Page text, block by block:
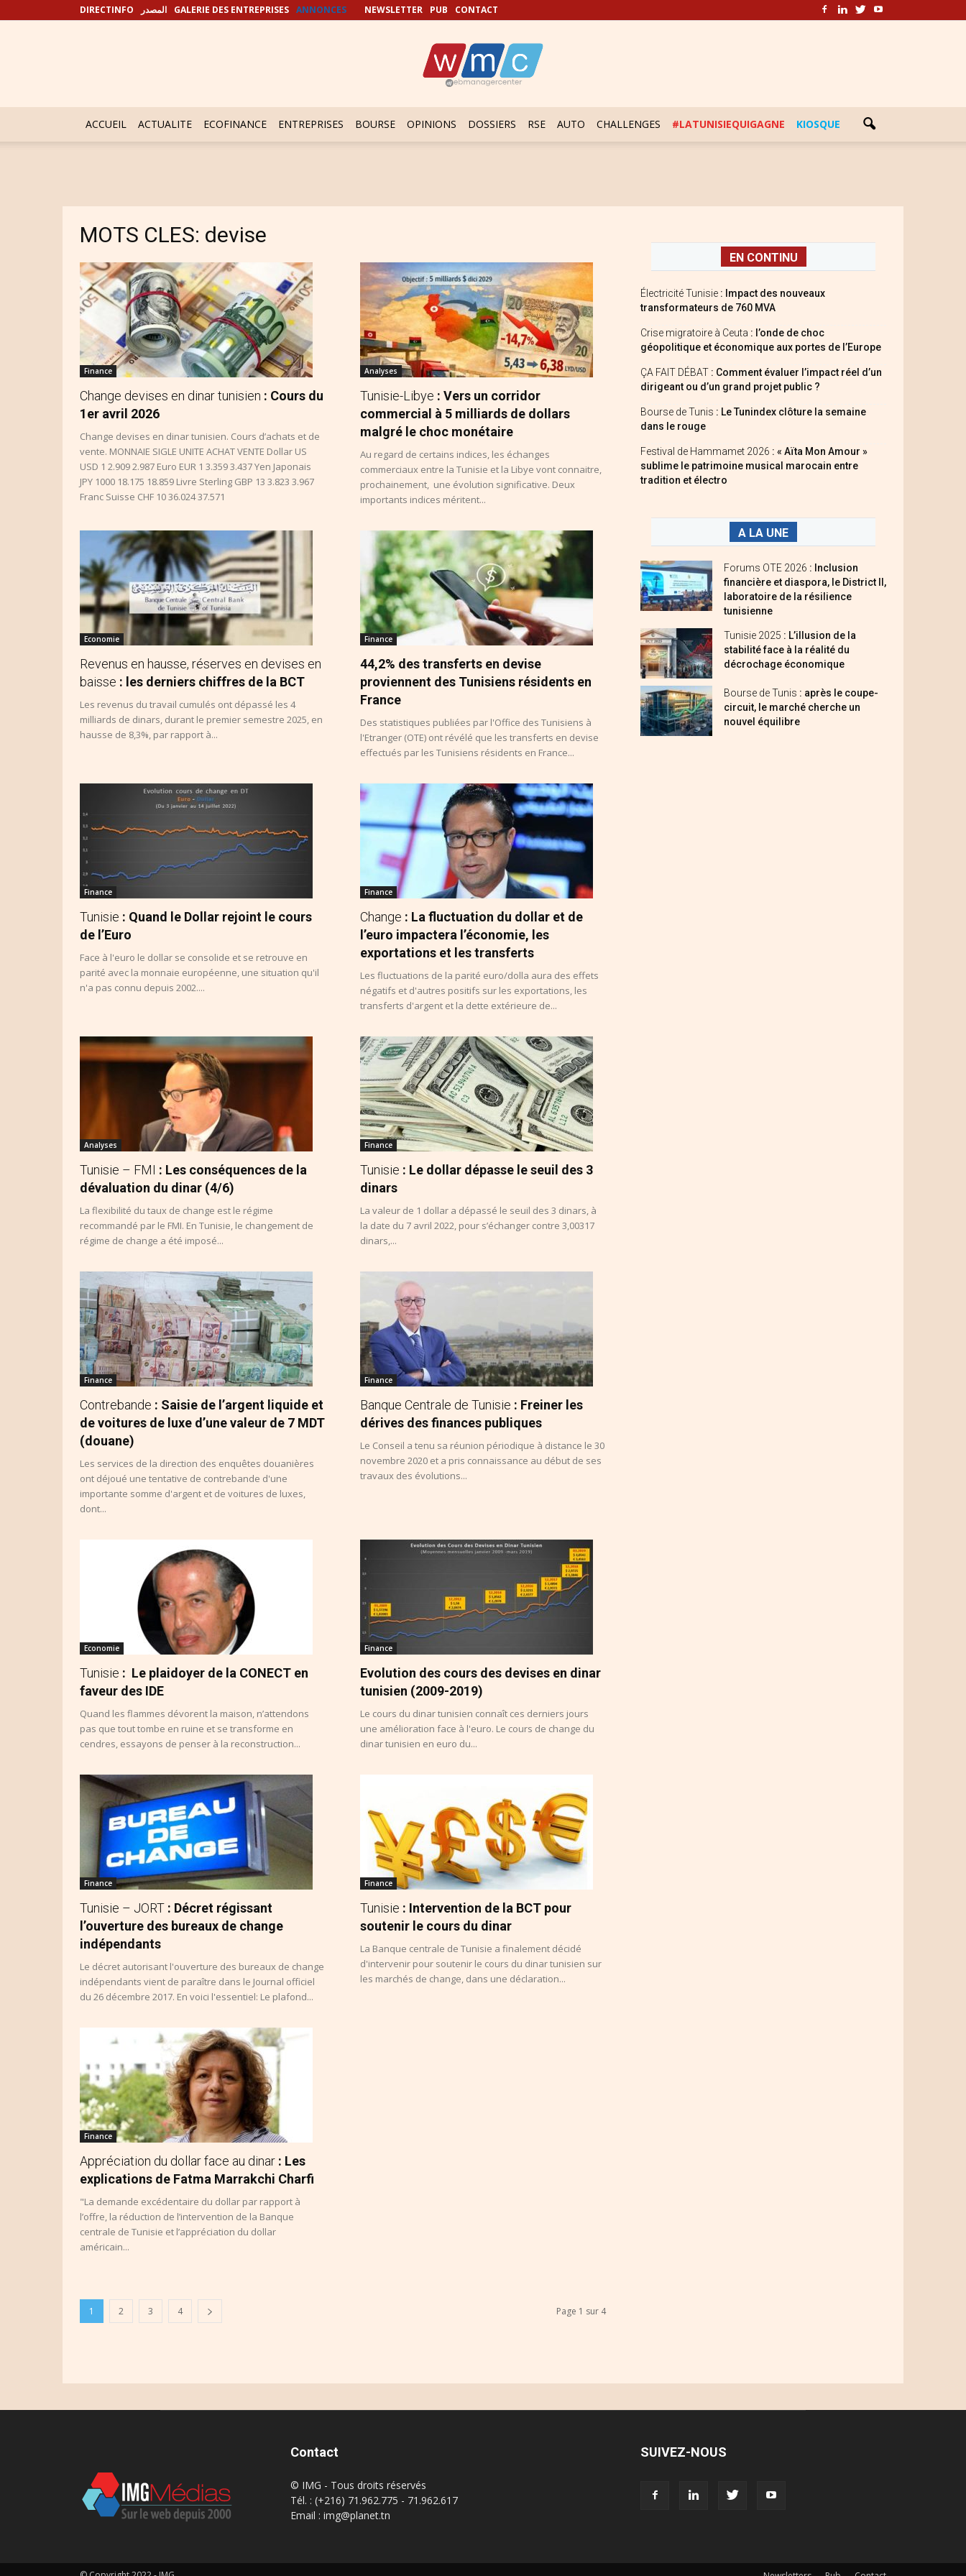
DIRECTINFO المصدر GALERIE DES ENTREPRISES ANNONCES NEWSLETTER PUB CONTACT
ACCUEIL ACTUALITE ECOFINANCE ENTREPRISES BOURSE OPINIONS DOSSIERS RSE AUTO CHALLENGES #LATUNISIEQUIGAGNE KIOSQUE
MOTS CLES: devise
Finance
Change devises en dinar tunisien : Cours du
1er avril 2026
Change devises en dinar tunisien. Cours d’achats et de
vente. MONNAIE SIGLE UNITE ACHAT VENTE Dollar US
USD 1 2.909 2.987 Euro EUR 1 3.359 3.437 Yen Japonais
JPY 1000 18.175 18.859 Livre Sterling GBP 13 3.823 3.967
Franc Suisse CHF 10 36.024 37.571
Analyses
Tunisie-Libye : Vers un corridor
commercial à 5 milliards de dollars
malgré le choc monétaire
Au regard de certains indices, les échanges
commerciaux entre la Tunisie et la Libye vont connaitre,
prochainement, une évolution significative. Deux
importants indices méritent...
Economie
Revenus en hausse, réserves en devises en
baisse : les derniers chiffres de la BCT
Les revenus du travail cumulés ont dépassé les 4
milliards de dinars, durant le premier semestre 2025, en
hausse de 8,3%, par rapport à...
Finance
44,2% des transferts en devise
proviennent des Tunisiens résidents en
France
Des statistiques publiées par l'Office des Tunisiens à
l'Etranger (OTE) ont révélé que les transferts en devise
effectués par les Tunisiens résidents en France...
Finance
Tunisie : Quand le Dollar rejoint le cours
de l’Euro
Face à l'euro le dollar se consolide et se retrouve en
parité avec la monnaie européenne, une situation qu'il
n'a pas connu depuis 2002....
Finance
Change : La fluctuation du dollar et de
l’euro impactera l’économie, les
exportations et les transferts
Les fluctuations de la parité euro/dolla aura des effets
négatifs et d'autres positifs sur les exportations, les
transferts d'argent et la dette extérieure de...
Analyses
Tunisie – FMI : Les conséquences de la
dévaluation du dinar (4/6)
La flexibilité du taux de change est le régime
recommandé par le FMI. En Tunisie, le changement de
régime de change a été imposé...
Finance
Tunisie : Le dollar dépasse le seuil des 3
dinars
La valeur de 1 dollar a dépassé le seuil des 3 dinars, à
la date du 7 avril 2022, pour s’échanger contre 3,00317
dinars,...
Finance
Contrebande : Saisie de l’argent liquide et
de voitures de luxe d’une valeur de 7 MDT
(douane)
Les services de la direction des enquêtes douanières
ont déjoué une tentative de contrebande d'une
importante somme d'argent et de voitures de luxes,
dont...
Finance
Banque Centrale de Tunisie : Freiner les
dérives des finances publiques
Le Conseil a tenu sa réunion périodique à distance le 30
novembre 2020 et a pris connaissance au début de ses
travaux des évolutions...
Economie
Tunisie : Le plaidoyer de la CONECT en
faveur des IDE
Quand les flammes dévorent la maison, n’attendons
pas que tout tombe en ruine et se transforme en
cendres, essayons de penser à la reconstruction...
Finance
Evolution des cours des devises en dinar
tunisien (2009-2019)
Le cours du dinar tunisien connaît ces derniers jours
une amélioration face à l'euro. Le cours de change du
dinar tunisien en euro du...
Finance
Tunisie – JORT : Décret régissant
l’ouverture des bureaux de change
indépendants
Le décret autorisant l'ouverture des bureaux de change
indépendants vient de paraître dans le Journal officiel
du 26 décembre 2017. En voici l'essentiel: Le plafond...
Finance
Tunisie : Intervention de la BCT pour
soutenir le cours du dinar
La Banque centrale de Tunisie a finalement décidé
d'intervenir pour soutenir le cours du dinar tunisien sur
les marchés de change, dans une déclaration...
Finance
Appréciation du dollar face au dinar : Les
explications de Fatma Marrakchi Charfi
"La demande excédentaire du dollar par rapport à
l’offre, la réduction de l’intervention de la Banque
centrale de Tunisie et l’appréciation du dollar
américain...
1 2 3 4 Page 1 sur 4
EN CONTINU
Électricité Tunisie : Impact des nouveaux
transformateurs de 760 MVA
Crise migratoire à Ceuta : l’onde de choc
géopolitique et économique aux portes de l’Europe
ÇA FAIT DÉBAT : Comment évaluer l’impact réel d’un
dirigeant ou d’un grand projet public ?
Bourse de Tunis : Le Tunindex clôture la semaine
dans le rouge
Festival de Hammamet 2026 : « Aïta Mon Amour »
sublime le patrimoine musical marocain entre
tradition et électro
A LA UNE
Forums OTE 2026 : Inclusion
financière et diaspora, le District II,
laboratoire de la résilience
tunisienne
Tunisie 2025 : L’illusion de la
stabilité face à la réalité du
décrochage économique
Bourse de Tunis : après le coupe-
circuit, le marché cherche un
nouvel équilibre
Contact
© IMG - Tous droits réservés
Tél. : (+216) 71.962.775 - 71.962.617
Email : img@planet.tn
SUIVEZ-NOUS